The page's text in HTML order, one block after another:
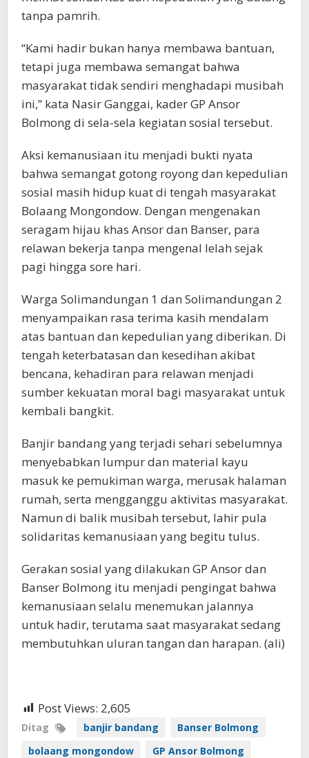
tanpa pamrih.
“Kami hadir bukan hanya membawa bantuan,
tetapi juga membawa semangat bahwa
masyarakat tidak sendiri menghadapi musibah
ini,” kata Nasir Ganggai, kader GP Ansor
Bolmong di sela-sela kegiatan sosial tersebut.
Aksi kemanusiaan itu menjadi bukti nyata
bahwa semangat gotong royong dan kepedulian
sosial masih hidup kuat di tengah masyarakat
Bolaang Mongondow. Dengan mengenakan
seragam hijau khas Ansor dan Banser, para
relawan bekerja tanpa mengenal lelah sejak
pagi hingga sore hari.
Warga Solimandungan 1 dan Solimandungan 2
menyampaikan rasa terima kasih mendalam
atas bantuan dan kepedulian yang diberikan. Di
tengah keterbatasan dan kesedihan akibat
bencana, kehadiran para relawan menjadi
sumber kekuatan moral bagi masyarakat untuk
kembali bangkit.
Banjir bandang yang terjadi sehari sebelumnya
menyebabkan lumpur dan material kayu
masuk ke pemukiman warga, merusak halaman
rumah, serta mengganggu aktivitas masyarakat.
Namun di balik musibah tersebut, lahir pula
solidaritas kemanusiaan yang begitu tulus.
Gerakan sosial yang dilakukan GP Ansor dan
Banser Bolmong itu menjadi pengingat bahwa
kemanusiaan selalu menemukan jalannya
untuk hadir, terutama saat masyarakat sedang
membutuhkan uluran tangan dan harapan. (ali)
Post Views: 2,605
Ditag banjir bandang
Banser Bolmong
bolaang mongondow
GP Ansor Bolmong